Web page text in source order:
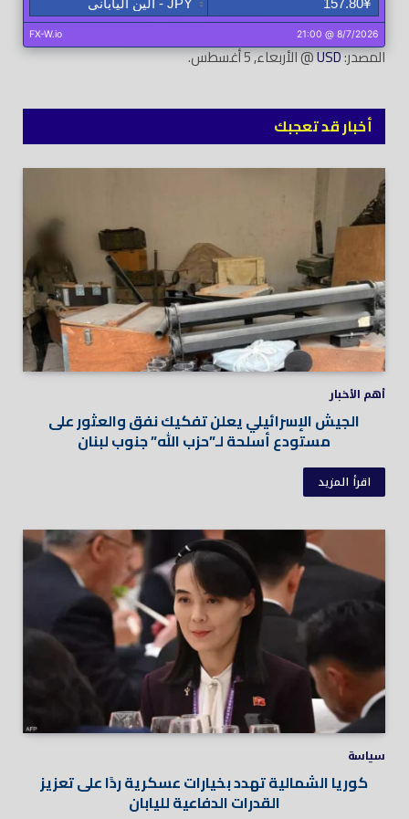
المصدر:USD@ الأربعاء, 5 أغسطس.
أخبار قد تعجبك
أهم الأخبار
الجيش الإسرائيلي يعلن تفكيك نفق والعثور على
مستودع أسلحة لـ”حزب الله” جنوب لبنان
اقرأ المزيد
سياسة
كوريا الشمالية تهدد بخيارات عسكرية ردًا على تعزيز
القدرات الدفاعية لليابان